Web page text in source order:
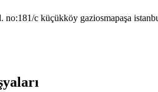
no:181/c küçükköy gaziosmapaşa